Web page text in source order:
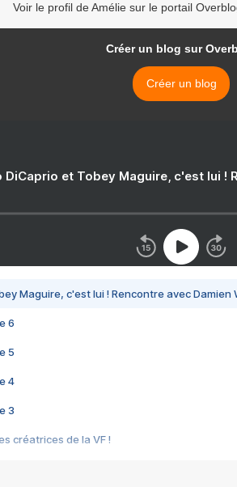
Voir le profil de Amélie sur le portail
Créer un blog sur
Créer un blog
DiCaprio et Tobey Maguire, c'est lui !
Maguire, c'est lui ! Rencontre avec Damien
6
5
4
3
créatrices de la VF !